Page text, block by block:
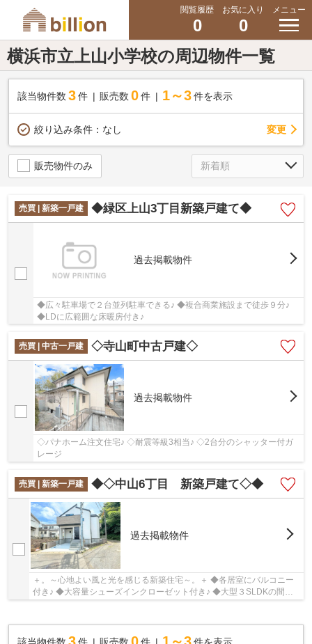
閲覧履歴
0
お気に入り
0
メニュー
横浜市立上山小学校の周辺物件一覧
該当物件数 3件 販売数 0 件 1～3 件を表示
絞り込み条件： なし 変更
販売物件のみ
売買 | 新築一戸建 ◆緑区上山3丁目新築戸建て◆
過去掲載物件
◆広々駐車場で２台並列駐車できる♪ ◆複合商業施設まで徒歩９分♪
◆LDに広範囲な床暖房付き♪
売買 | 中古一戸建 ◇寺山町中古戸建◇
過去掲載物件
◇パナホーム注文住宅♪ ◇耐震等級3相当♪ ◇2台分のシャッター付ガ
レージ
売買 | 新築一戸建 ◆◇中山6丁目 新築戸建て◇◆
過去掲載物件
＋。～心地よい風と光を感じる新築住宅～。＋ ◆各居室にバルコニー
付き♪ ◆大容量シューズインクローゼット付き♪ ◆大型３SLDKの間取
該当物件数 件 販売数 件 件を表示